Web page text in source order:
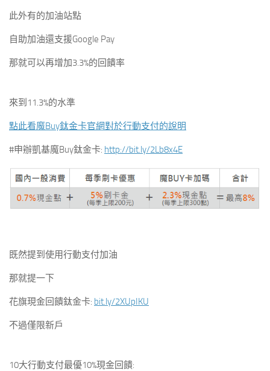
此外有的加油站點
自助加油還支援Google Pay
那就可以再增加3.3%的回饋率
來到11.3%的水準
點此看魔Buy鈦金卡官網對於行動支付的說明
#申辦凱基魔Buy鈦金卡: http://bit.ly/2Lb8x4E
既然提到使用行動支付加油
那就提一下
花旗現金回饋鈦金卡: bit.ly/2XUpIKU
不過僅限新戶
10大行動支付最優10%現金回饋: